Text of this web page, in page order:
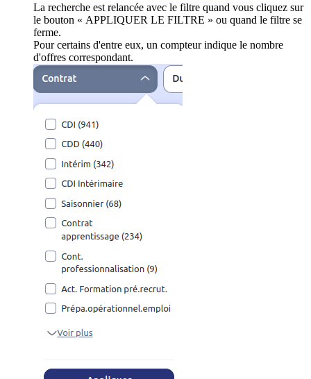
La recherche est relancée avec le filtre quand vous cliquez sur
le bouton « APPLIQUER LE FILTRE » ou quand le filtre se
ferme.
Pour certains d'entre eux, un compteur indique le nombre
d'offres correspondant.